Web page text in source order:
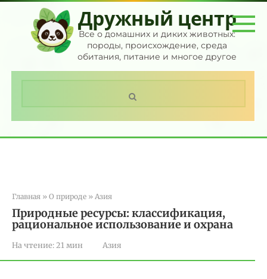
Перейти
контенту
Дружный центр
Все о домашних и диких животных:
породы, происхождение, среда
обитания, питание и многое другое
Главная » О природе » Азия
Природные ресурсы: классификация,
рациональное использование и охрана
На чтение:21 мин Азия